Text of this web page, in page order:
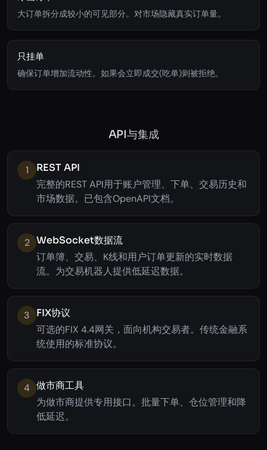
大订单拆分成较小的可见部分。对市场隐藏真实订单量。
只挂单
确保订单增加流动性。如果会立即成交(吃单)则被拒绝。
API与集成
1
REST API
完整的REST API用于账户管理、下单、交易历史和
市场数据。已包含OpenAPI文档。
2 WebSocket数据流
订单簿、交易、K线和用户订单更新的实时数据
流。为交易机器人提供低延迟数据。
3
FIX协议
可选的FIX 4.4网关，面向机构交易者。传统金融系
统使用的标准协议。
4 做市商工具
为做市商提供专用接口。批量下单、仓位管理和降
低延迟。